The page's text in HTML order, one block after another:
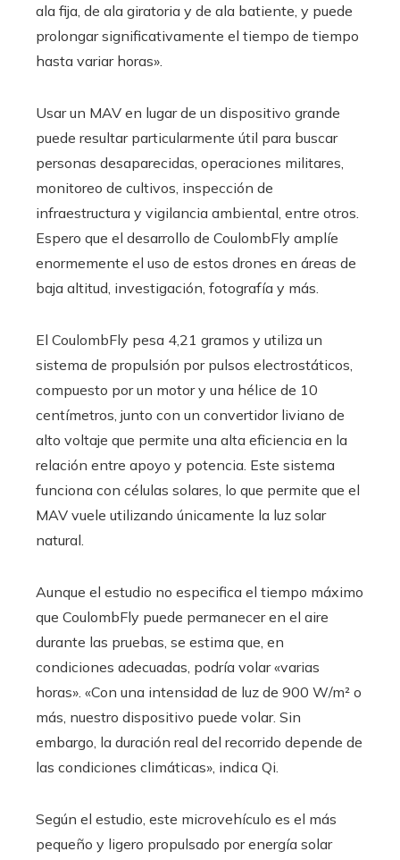
ala fija, de ala giratoria y de ala batiente, y puede
prolongar significativamente el tiempo de tiempo
hasta variar horas».
Usar un MAV en lugar de un dispositivo grande
puede resultar particularmente útil para buscar
personas desaparecidas, operaciones militares,
monitoreo de cultivos, inspección de
infraestructura y vigilancia ambiental, entre otros.
Espero que el desarrollo de CoulombFly amplíe
enormemente el uso de estos drones en áreas de
baja altitud, investigación, fotografía y más.
El CoulombFly pesa 4,21 gramos y utiliza un
sistema de propulsión por pulsos electrostáticos,
compuesto por un motor y una hélice de 10
centímetros, junto con un convertidor liviano de
alto voltaje que permite una alta eficiencia en la
relación entre apoyo y potencia. Este sistema
funciona con células solares, lo que permite que el
MAV vuele utilizando únicamente la luz solar
natural.
Aunque el estudio no especifica el tiempo máximo
que CoulombFly puede permanecer en el aire
durante las pruebas, se estima que, en
condiciones adecuadas, podría volar «varias
horas». «Con una intensidad de luz de 900 W/m² o
más, nuestro dispositivo puede volar. Sin
embargo, la duración real del recorrido depende de
las condiciones climáticas», indica Qi.
Según el estudio, este microvehículo es el más
pequeño y ligero propulsado por energía solar